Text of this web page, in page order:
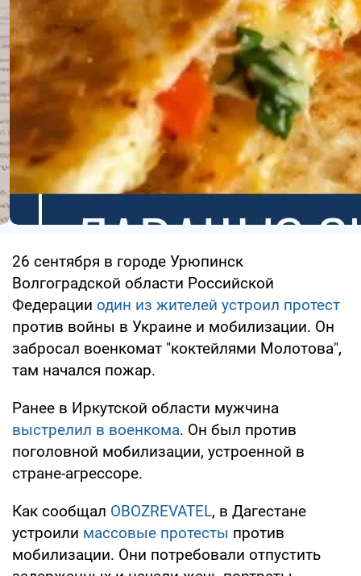
26 сентября в городе Урюпинск
Волгоградской области Российской
Федерации один из жителей устроил протест
против войны в Украине и мобилизации. Он
забросал военкомат "коктейлями Молотова",
там начался пожар.
Ранее в Иркутской области мужчина
выстрелил в военкома. Он был против
поголовной мобилизации, устроенной в
стране-агрессоре.
Как сообщал OBOZREVATEL, в Дагестане
устроили массовые протесты против
мобилизации. Они потребовали отпустить